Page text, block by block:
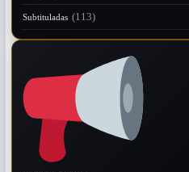
Subtituladas (113)